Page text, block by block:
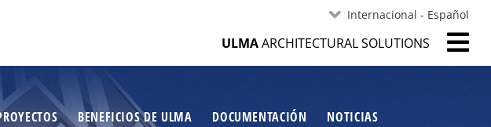
Internacional - Español
ULMAARCHITECTURAL SOLUTIONS
BENEFICIOS DE ULMA DOCUMENTACIÓN
NOTICIAS